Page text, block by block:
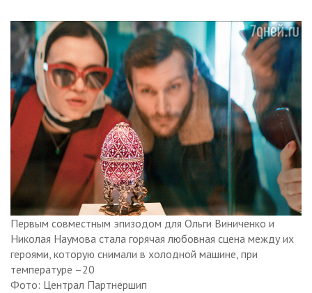
Первым совместным эпизодом для Ольги Виниченко и
Николая Наумова стала горячая любовная сцена между их
героями, которую снимали в холодной машине, при
температуре –20
Фото: Централ Партнершип